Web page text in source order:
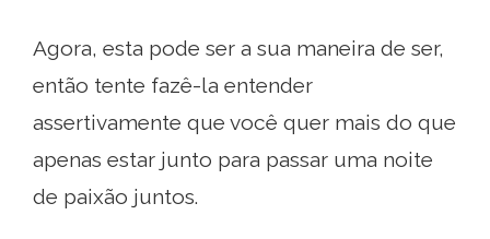
Agora, esta pode ser a sua maneira de ser,
então tente fazê-la entender
assertivamente que você quer mais do que
apenas estar junto para passar uma noite
de paixão juntos.